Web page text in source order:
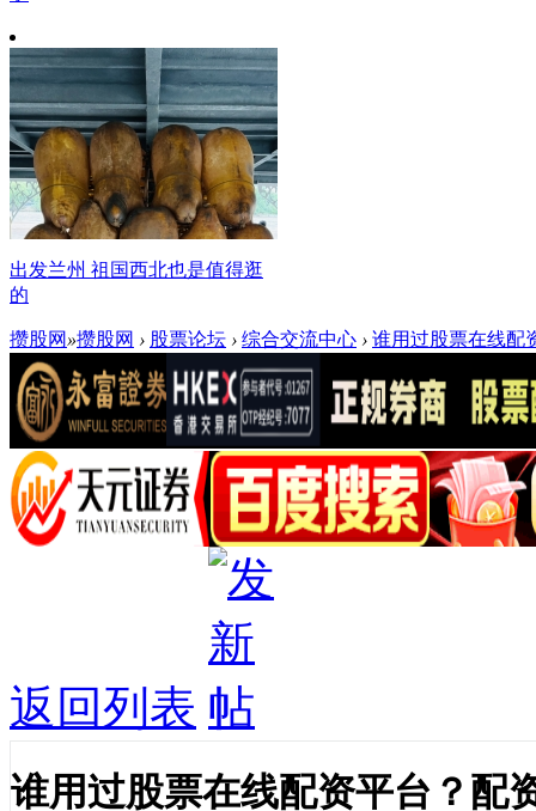
出发兰州 祖国西北也是值得逛
的
攒股网 »攒股网 › 股票论坛 › 综合交流中心 › 谁用过股票在线配
返回列表
谁用过股票在线配资平台？配